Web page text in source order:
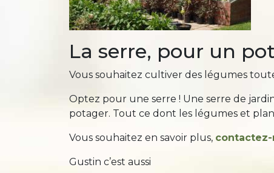
La serre, pour un
Vous souhaitez cultiver des légumes
Optez pour une serre ! Une serre de
potager. Tout ce dont les légumes et
Vous souhaitez en savoir plus, contactez-
Gustin c’est aussi